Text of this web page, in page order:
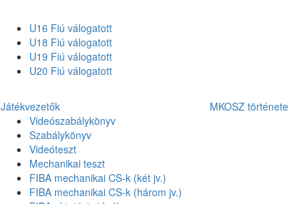
U16 Fiú válogatott
U18 Fiú válogatott
U19 Fiú válogatott
U20 Fiú válogatott
Játékvezetők
Videószabálykönyv
Szabálykönyv
Videóteszt
Mechanikai teszt
FIBA mechanikai CS-k (két jv.)
FIBA mechanikai CS-k (három jv.)
MKOSZ története